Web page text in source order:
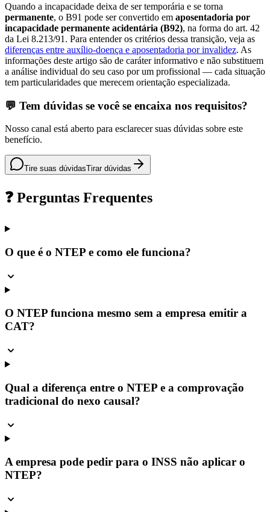
Quando a incapacidade deixa de ser temporária e se torna
permanente, o B91 pode ser convertido em aposentadoria por
incapacidade permanente acidentária (B92), na forma do art. 42
da Lei 8.213/91. Para entender os critérios dessa transição, veja as
diferenças entre auxílio-doença e aposentadoria por invalidez. As
informações deste artigo são de caráter informativo e não substituem
a análise individual do seu caso por um profissional — cada situação
tem particularidades que merecem orientação especializada.
💬 Tem dúvidas se você se encaixa nos requisitos?
Nosso canal está aberto para esclarecer suas dúvidas sobre este
benefício.
Tire suas dúvidasTirar dúvidas
❓ Perguntas Frequentes
O que é o NTEP e como ele funciona?
O NTEP funciona mesmo sem a empresa emitir a
CAT?
Qual a diferença entre o NTEP e a comprovação
tradicional do nexo causal?
A empresa pode pedir para o INSS não aplicar o
NTEP?